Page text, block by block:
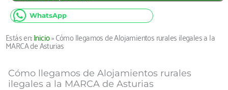
WhatsApp
Estás en:Inicio»Cómo llegamos de Alojamientos rurales ilegales a la
MARCA de Asturias
Cómo llegamos de Alojamientos rurales
ilegales a la MARCA de Asturias